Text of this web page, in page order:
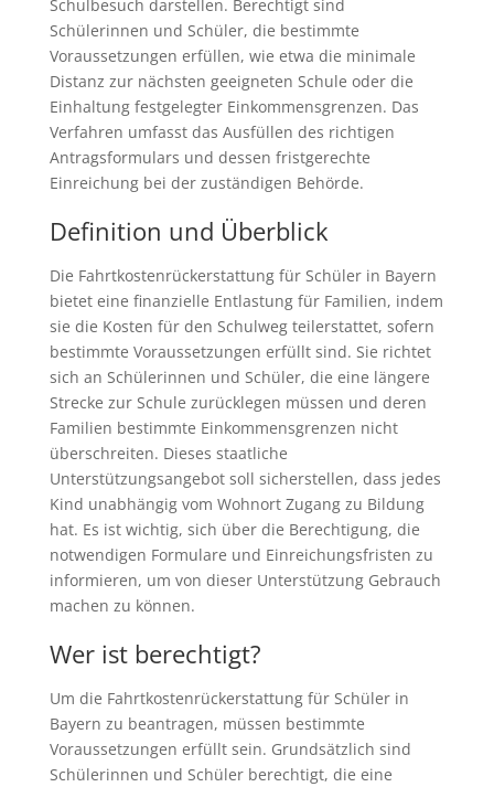
Schulbesuch darstellen. Berechtigt sind
Schülerinnen und Schüler, die bestimmte
Voraussetzungen erfüllen, wie etwa die minimale
Distanz zur nächsten geeigneten Schule oder die
Einhaltung festgelegter Einkommensgrenzen. Das
Verfahren umfasst das Ausfüllen des richtigen
Antragsformulars und dessen fristgerechte
Einreichung bei der zuständigen Behörde.
Definition und Überblick
Die Fahrtkostenrückerstattung für Schüler in Bayern
bietet eine finanzielle Entlastung für Familien, indem
sie die Kosten für den Schulweg teilerstattet, sofern
bestimmte Voraussetzungen erfüllt sind. Sie richtet
sich an Schülerinnen und Schüler, die eine längere
Strecke zur Schule zurücklegen müssen und deren
Familien bestimmte Einkommensgrenzen nicht
überschreiten. Dieses staatliche
Unterstützungsangebot soll sicherstellen, dass jedes
Kind unabhängig vom Wohnort Zugang zu Bildung
hat. Es ist wichtig, sich über die Berechtigung, die
notwendigen Formulare und Einreichungsfristen zu
informieren, um von dieser Unterstützung Gebrauch
machen zu können.
Wer ist berechtigt?
Um die Fahrtkostenrückerstattung für Schüler in
Bayern zu beantragen, müssen bestimmte
Voraussetzungen erfüllt sein. Grundsätzlich sind
Schülerinnen und Schüler berechtigt, die eine